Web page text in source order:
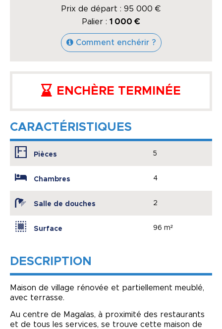
Prix de départ : 95 000 €
Palier : 1 000 €
Comment enchérir ?
ENCHÈRE TERMINÉE
CARACTÉRISTIQUES
Pièces 5
Chambres 4
Salle de douches 2
Surface 96 m²
DESCRIPTION
Maison de village rénovée et partiellement meublé,
avec terrasse.
Au centre de Magalas, à proximité des restaurants
et de tous les services, se trouve cette maison de